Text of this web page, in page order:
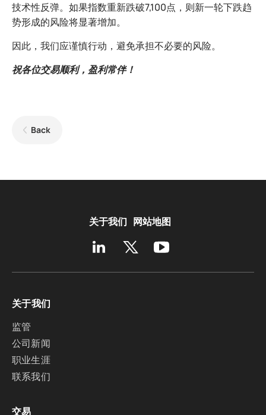
技术性反弹。如果指数重新跌破7,100点，则新一轮下跌趋
势形成的风险将显著增加。
因此，我们应谨慎行动，避免承担不必要的风险。
祝各位交易顺利，盈利常伴！
Back
关于我们 网站地图
关于我们
监管
公司新闻
职业生涯
联系我们
交易